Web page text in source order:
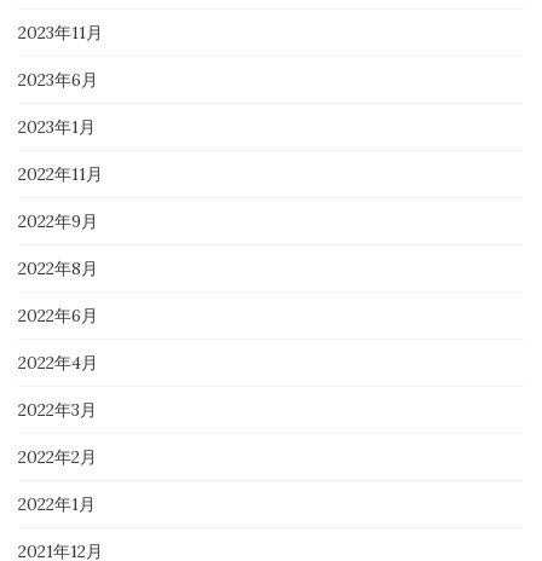
2023年11月
2023年6月
2023年1月
2022年11月
2022年9月
2022年8月
2022年6月
2022年4月
2022年3月
2022年2月
2022年1月
2021年12月